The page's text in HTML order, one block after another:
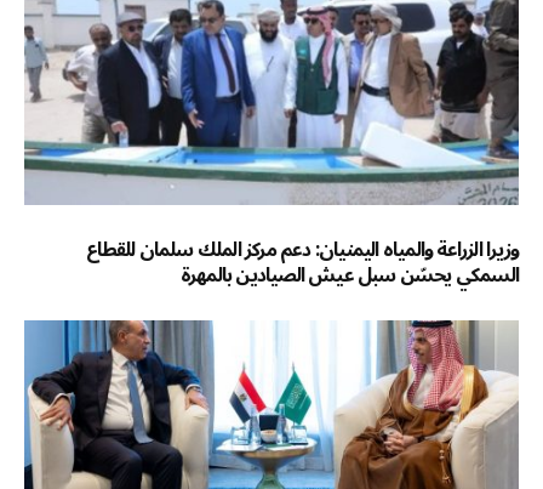
وزيرا الزراعة والمياه اليمنيان: دعم مركز الملك سلمان للقطاع
السمكي يحسّن سبل عيش الصيادين بالمهرة